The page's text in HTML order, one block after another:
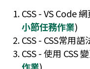
CSS - VS Code
小節任務作業)
CSS - CSS常用語
CSS - 使用 CSS